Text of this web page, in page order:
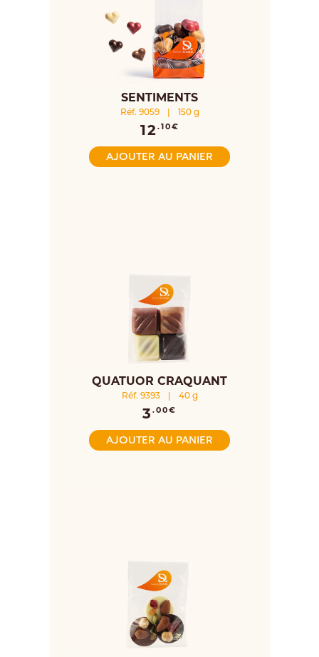
SENTIMENTS
Réf. 9059 150 g
12.10€
AJOUTER AU PANIER
QUATUOR CRAQUANT
Réf. 9393 40 g
3 .00€
AJOUTER AU PANIER